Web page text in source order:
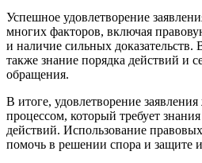
Успешное удовлетворение
многих факторов, включая
и наличие сильных
также знание порядка действий и
обращения.
В итоге, удовлетворение
процессом, который требует
действий. Использование
помочь в решении спора и защите